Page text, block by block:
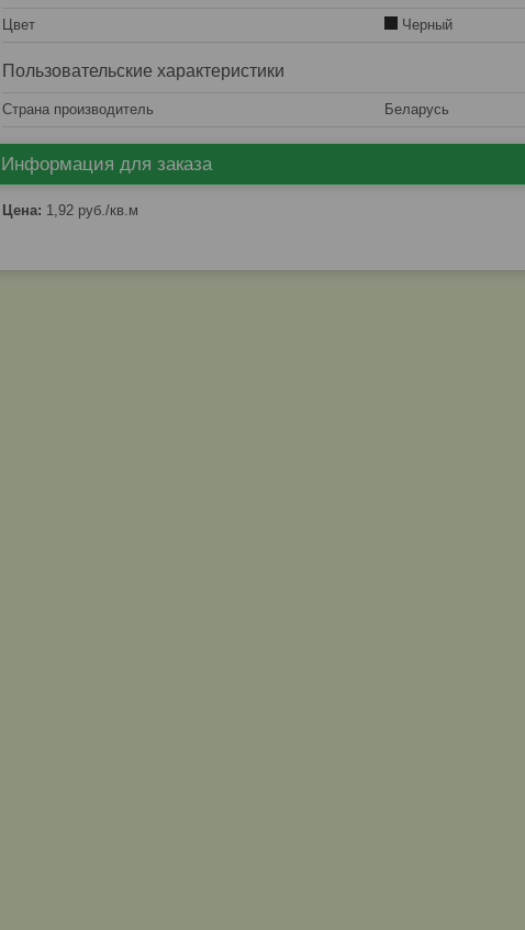
Цвет Черный
Пользовательские характеристики
Страна производитель Беларусь
Информация для заказа
Цена: 1,92 руб./кв.м